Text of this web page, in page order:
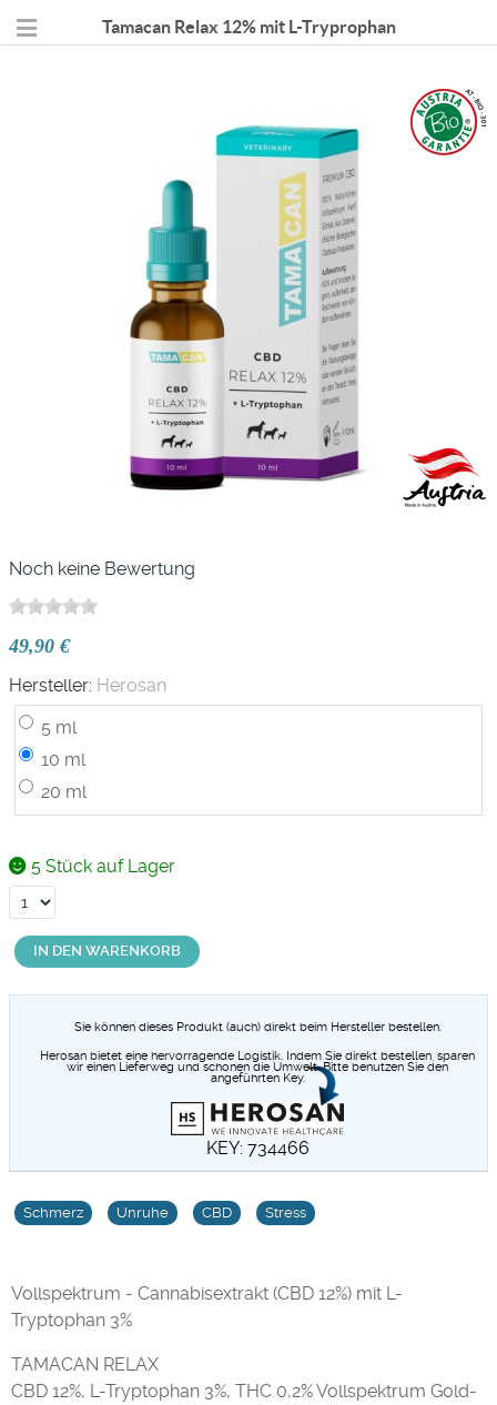
Tamacan Relax 12% mit L-Tryprophan
Noch keine Bewertung
49,90 €
Hersteller: Herosan
5 ml
10 ml
20 ml
5 Stück auf Lager
IN DEN WARENKORB
Sie können dieses Produkt (auch) direkt beim Hersteller bestellen.
Herosan bietet eine hervorragende Logistik. Indem Sie direkt bestellen, sparen
wir einen Lieferweg und schonen die Umwelt. Bitte benutzen Sie den
angeführten Key.
KEY: 734466
Schmerz Unruhe CBD Stress
Vollspektrum - Cannabisextrakt (CBD 12%) mit L-
Tryptophan 3%
TAMACAN RELAX
CBD 12%, L-Tryptophan 3%, THC 0,2% Vollspektrum Gold-